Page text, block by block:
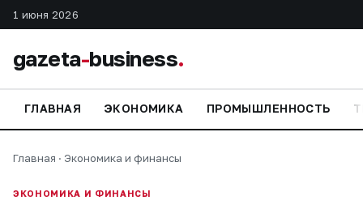
1 июня 2026
gazeta-business.
ГЛАВНАЯ ЭКОНОМИКА ПРОМЫШЛЕННОСТЬ
Главная · Экономика и финансы
ЭКОНОМИКА И ФИНАНСЫ